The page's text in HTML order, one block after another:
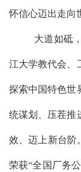
怀信心迈出走向
大道如砥
江大学教代会、
探索中国特色世
统谋划、压茬推
效、迈上新台阶。
荣获“全国厂务